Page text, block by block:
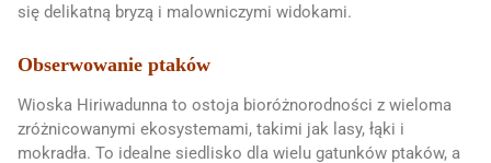
się delikatną bryzą i malowniczymi widokami.
Obserwowanie ptaków
Wioska Hiriwadunna to ostoja bioróżnorodności z wieloma
zróżnicowanymi ekosystemami, takimi jak lasy, łąki i
mokradła. To idealne siedlisko dla wielu gatunków ptaków, a